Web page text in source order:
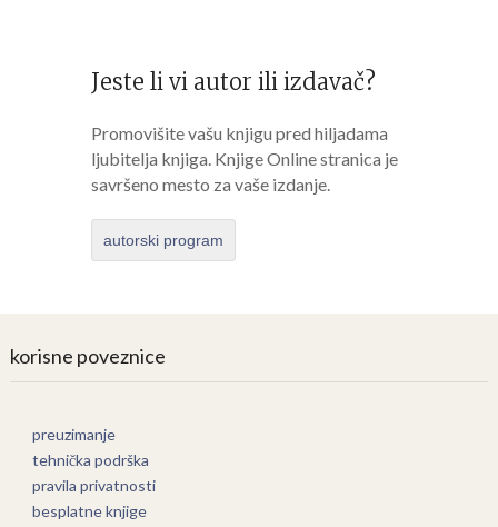
Jeste li vi autor ili izdavač?
Promovišite vašu knjigu pred hiljadama
ljubitelja knjiga. Knjige Online stranica je
savršeno mesto za vaše izdanje.
autorski program
korisne poveznice
preuzimanje
tehnička podrška
pravila privatnosti
besplatne knjige